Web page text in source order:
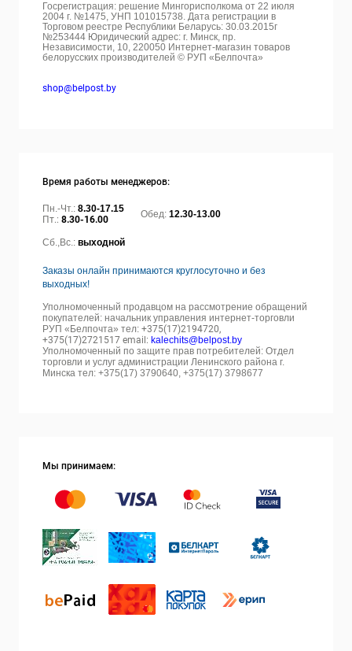
Госрегистрация: решение Мингорисполкома от 22 июля
2004 г. №1475, УНП 101015738. Дата регистрации в
Торговом реестре Республики Беларусь: 30.03.2015г
№253444 Юридический адрес: г. Минск, пр.
Независимости, 10, 220050 Интернет-магазин товаров
белорусских производителей © РУП «Белпочта»
shop@belpost.by
Время работы менеджеров:
Пн.-Чт.: 8.30-17.15
Пт.: 8.30-16.00 Обед: 12.30-13.00
Сб.,Вс.: выходной
Заказы онлайн принимаются круглосуточно и без
выходных!
Уполномоченный продавцом на рассмотрение обращений
покупателей: начальник управления интернет-торговли
РУП «Белпочта» тел: +375(17)2194720,
+375(17)2721517 email: kalechits@belpost.by
Уполномоченный по защите прав потребителей: Отдел
торговли и услуг администрации Ленинского района г.
Минска тел: +375(17) 3790640, +375(17) 3798677
Мы принимаем: